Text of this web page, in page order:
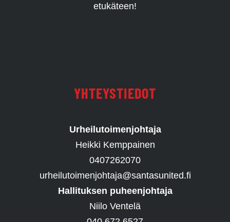
etukäteen!
YHTEYSTIEDOT
Urheilutoimenjohtaja
Heikki Kemppainen
0407262070
urheilutoimenjohtaja@santasunited.fi
Hallituksen puheenjohtaja
Niilo Ventelä